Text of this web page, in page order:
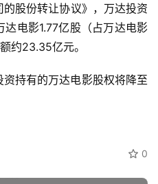
的股份转让协议》，万达投资
电影1.77亿股（占万达电影
约23.35亿元。
持有的万达电影股权将降至
0